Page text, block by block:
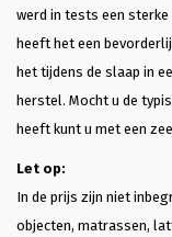
werd in tests een
heeft het een
het tijdens de slaap in
herstel. Mocht u de
heeft kunt u met een
Let op:
In de prijs zijn niet
objecten, matrassen,